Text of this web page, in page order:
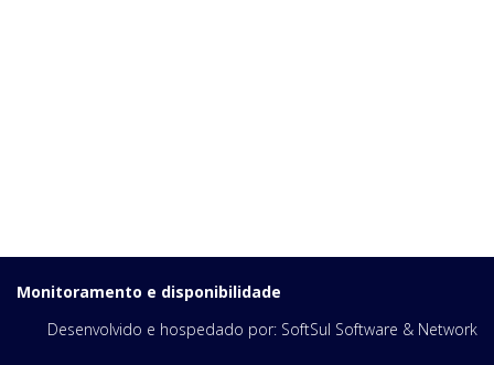
Monitoramento e disponibilidade
Desenvolvido e hospedado por: SoftSul Software & Network